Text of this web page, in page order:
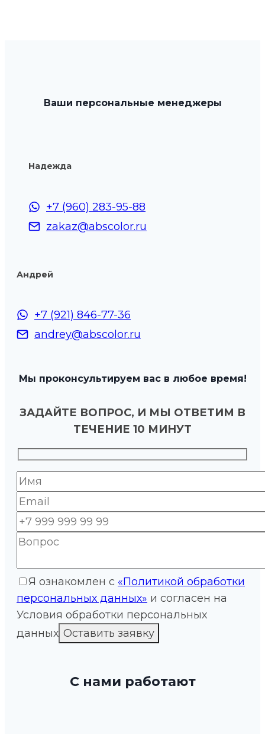
Ваши персональные менеджеры
Надежда
+7 (960) 283-95-88
zakaz@abscolor.ru
Андрей
+7 (921) 846-77-36
andrey@abscolor.ru
Мы проконсультируем вас в любое время!
ЗАДАЙТЕ ВОПРОС, И МЫ ОТВЕТИМ В
ТЕЧЕНИЕ 10 МИНУТ
Я ознакомлен с «Политикой обработки
персональных данных» и согласен на
Условия обработки персональных
данных
С нами работают